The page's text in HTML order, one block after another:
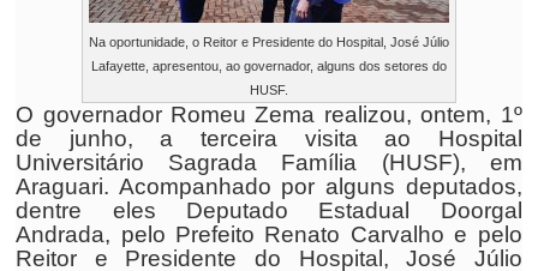
Na oportunidade, o Reitor e Presidente do Hospital, José Júlio
Lafayette, apresentou, ao governador, alguns dos setores do
HUSF.
O governador Romeu Zema realizou, ontem, 1º
de junho, a terceira visita ao Hospital
Universitário Sagrada Família (HUSF), em
Araguari. Acompanhado por alguns deputados,
dentre eles Deputado Estadual Doorgal
Andrada, pelo Prefeito Renato Carvalho e pelo
Reitor e Presidente do Hospital, José Júlio